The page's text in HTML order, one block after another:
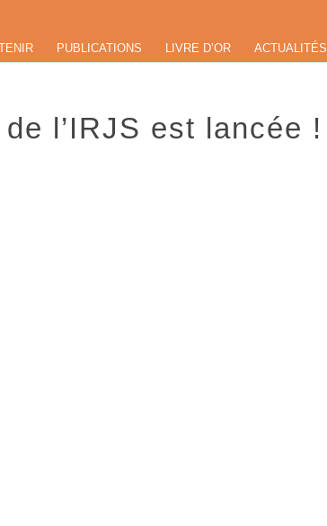
PUBLICATIONS LIVRE D’OR ACTUALITÉS
l’IRJS est lancée !